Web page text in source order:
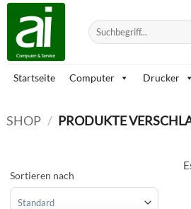
Zum
Inhalt
springen
Suchen
nach:
Startseite Computer Drucker
SHOP / PRODUKTE
Sortieren nach